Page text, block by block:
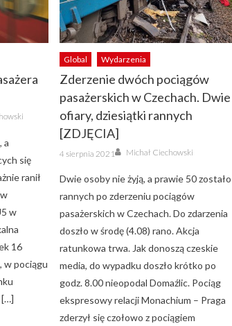
a
się
ranił
w
16
w pociągu
[…]
Global Wydarzenia
Zderzenie dwóch pociągów
pasażerskich w Czechach. Dwie
ofiary, dziesiątki rannych
[ZDJĘCIA]
Posted
on
4 sierpnia 2021 Author
Michał Ciechowski
Dwie osoby nie żyją, a prawie 50 zostało
rannych po zderzeniu pociągów
pasażerskich w Czechach. Do zdarzenia
doszło w środę (4.08) rano. Akcja
ratunkowa trwa. Jak donoszą czeskie
media, do wypadku doszło krótko po
godz. 8.00 nieopodal Domaźlic. Pociąg
ekspresowy relacji Monachium – Praga
zderzył się czołowo z pociągiem